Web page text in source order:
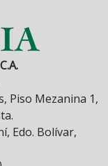
Piso Mezanina 1,
Edo. Bolívar,